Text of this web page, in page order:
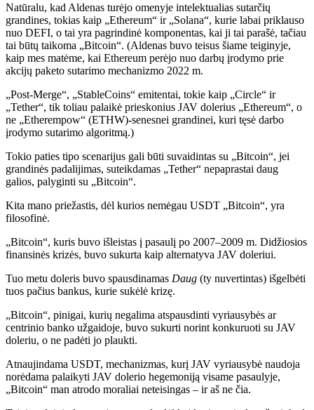
Natūralu, kad Aldenas turėjo omenyje intelektualias sutarčių
grandines, tokias kaip „Ethereum“ ir „Solana“, kurie labai priklauso
nuo DEFI, o tai yra pagrindinė komponentas, kai ji tai parašė, tačiau
tai būtų taikoma „Bitcoin“. (Aldenas buvo teisus šiame teiginyje,
kaip mes matėme, kai Ethereum perėjo nuo darbų įrodymo prie
akcijų paketo sutarimo mechanizmo 2022 m.
„Post-Merge“, „StableCoins“ emitentai, tokie kaip „Circle“ ir
„Tether“, tik toliau palaikė prieskonius JAV dolerius „Ethereum“, o
ne „Etherempow“ (ETHW)-senesnei grandinei, kuri tęsė darbo
įrodymo sutarimo algoritmą.)
Tokio paties tipo scenarijus gali būti suvaidintas su „Bitcoin“, jei
grandinės padalijimas, suteikdamas „Tether“ nepaprastai daug
galios, palyginti su „Bitcoin“.
Kita mano priežastis, dėl kurios nemėgau USDT „Bitcoin“, yra
filosofinė.
„Bitcoin“, kuris buvo išleistas į pasaulį po 2007–2009 m. Didžiosios
finansinės krizės, buvo sukurta kaip alternatyva JAV doleriui.
Tuo metu doleris buvo spausdinamas Daug (ty nuvertintas) išgelbėti
tuos pačius bankus, kurie sukėlė krizę.
„Bitcoin“, pinigai, kurių negalima atspausdinti vyriausybės ar
centrinio banko užgaidoje, buvo sukurti norint konkuruoti su JAV
doleriu, o ne padėti jo plaukti.
Atnaujindama USDT, mechanizmas, kurį JAV vyriausybė naudoja
norėdama palaikyti JAV dolerio hegemoniją visame pasaulyje,
„Bitcoin“ man atrodo moraliai neteisingas – ir aš ne čia.